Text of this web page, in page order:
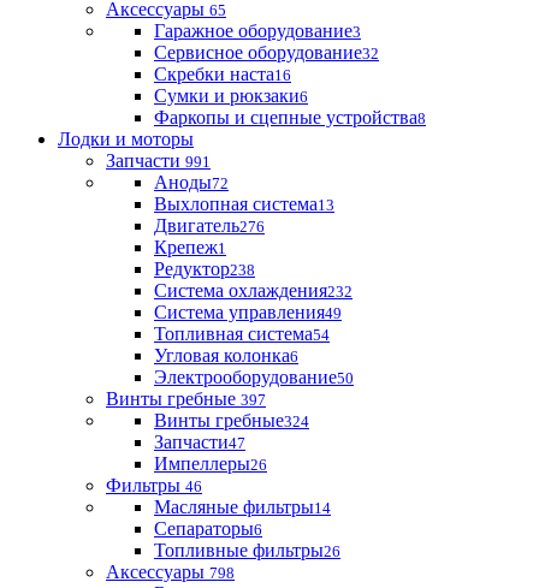
Аксессуары 65
Гаражное оборудование3
Сервисное оборудование32
Скребки наста16
Сумки и рюкзаки6
Фаркопы и сцепные устройства8
Лодки и моторы
Запчасти 991
Аноды72
Выхлопная система13
Двигатель276
Крепеж1
Редуктор238
Система охлаждения232
Система управления49
Топливная система54
Угловая колонка6
Электрооборудование50
Винты гребные 397
Винты гребные324
Запчасти47
Импеллеры26
Фильтры 46
Масляные фильтры14
Сепараторы6
Топливные фильтры26
Аксессуары 798